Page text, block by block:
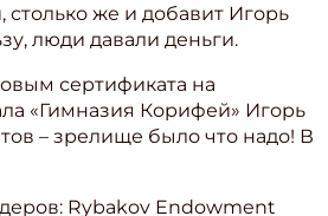
же и добавит Игорь
люди давали деньги.
сертификата на
«Гимназия Корифей» Игорь
– зрелище было что надо! В
Rybakov Endowment